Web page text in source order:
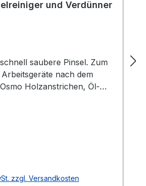
und Verdünner
saubere Pinsel. Zum
Arbeitsgeräte nach dem
Holzanstrichen, Öl-
zzgl. Versandkosten